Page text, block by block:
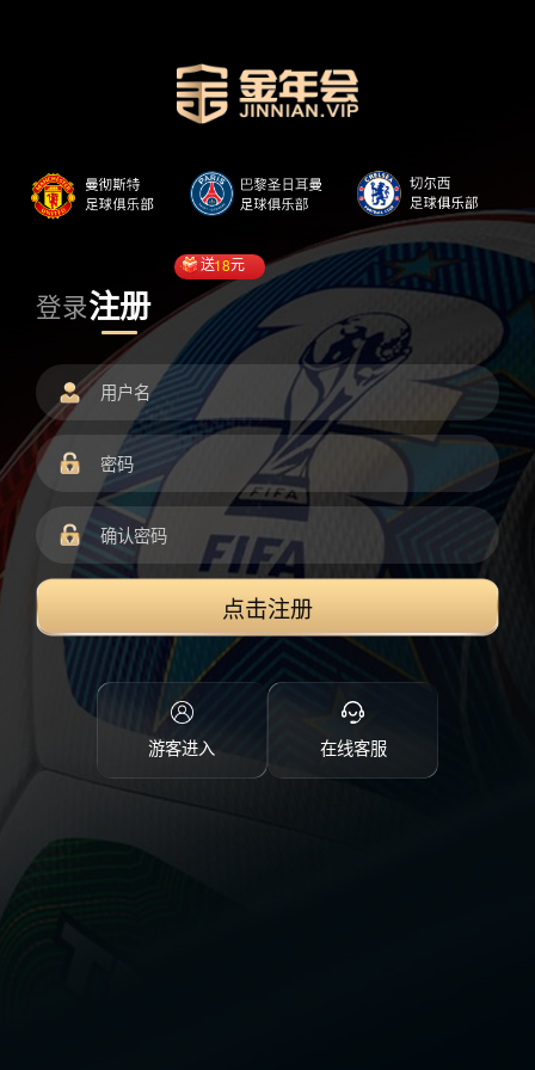
登录注册
送18元
点击注册
游客进入 在线客服